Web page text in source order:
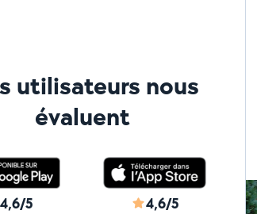
utilisateurs nous
évaluent
4,6/5 4,6/5